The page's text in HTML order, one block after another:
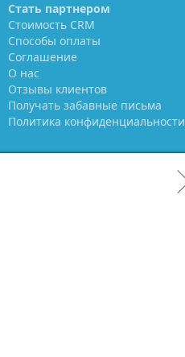
Стать партнером
Стоимость CRM
Способы оплаты
Соглашение
О нас
Отзывы клиентов
Получать забавные письма
Политика конфиденциальности